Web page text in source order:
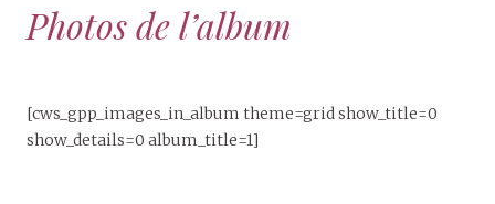
Photos de l’album
[cws_gpp_images_in_album theme=grid show_title=0
show_details=0 album_title=1]